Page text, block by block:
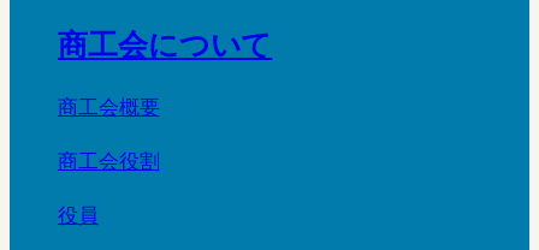
商工会について
商工会概要
商工会役割
役員